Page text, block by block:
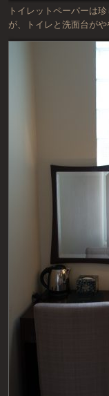
トイレットペーパーは
が、トイレと洗面台が